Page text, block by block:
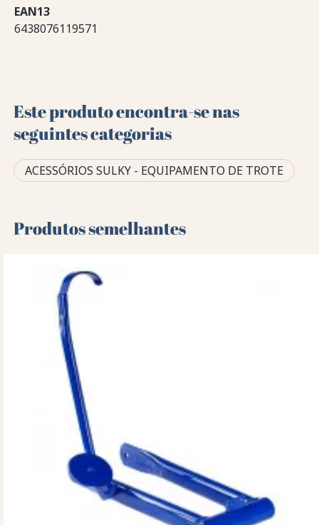
EAN13
6438076119571
Este produto encontra-se nas
seguintes categorias
ACESSÓRIOS SULKY - EQUIPAMENTO DE TROTE
Produtos semelhantes